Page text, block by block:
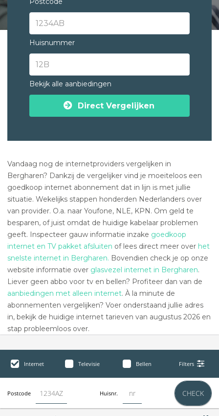
Huisnummer
Bekijk alle aanbiedingen
Direct Vergelijken
Vandaag nog de internetproviders vergelijken in
Bergharen? Dankzij de vergelijker vind je moeiteloos een
goedkoop internet abonnement dat in lijn is met jullie
situatie. Wekelijks stappen honderden Nederlanders over
van provider. O.a. naar Youfone, NLE, KPN. Om geld te
besparen, of juist omdat de huidige kabelaar problemen
geeft. Inspecteer gauw informatie inzake goedkoop
internet en TV pakket afsluiten of lees direct meer over het
snelste internet in Bergharen. Bovendien check je op onze
website informatie over glasvezel internet in Bergharen.
Liever geen abbo voor tv en bellen? Profiteer dan van de
aanbiedingen met alleen internet. À la minute de
abonnementen vergelijken? Voer onderstaand jullie adres
in, bekijk de huidige internet tarieven van augustus 2026 en
stap probleemloos over.
Internet Televisie Bellen Filters
Postcode Huisnr. CHECK